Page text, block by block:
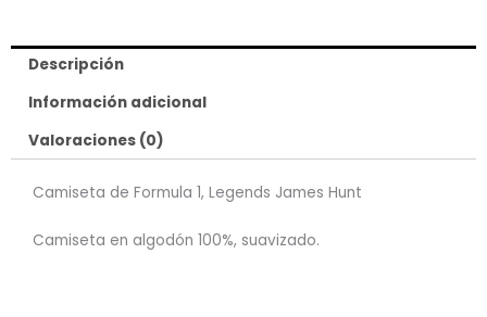
Descripción
Información adicional
Valoraciones (0)
Camiseta de Formula 1, Legends James Hunt
Camiseta en algodón 100%, suavizado.